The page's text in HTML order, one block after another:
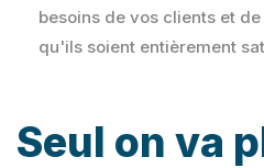
besoins de vos clients et
qu'ils soient entièrement
Seul on va